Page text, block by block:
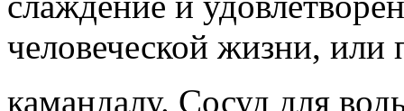
человеческой жизни,
камандалу. Сосуд для